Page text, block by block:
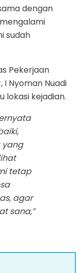
dengan
sudah
Pekerjaan
I Nyoman Nuadi
lokasi kejadian.
yang
tetap
agar
sana,”